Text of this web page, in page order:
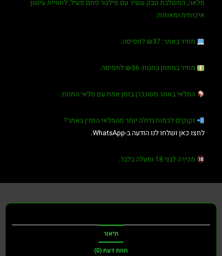
מלאה, המשלבת טבק עשיר עם פילטר פחם פעיל, לחוויית עישון
איכותית ומאוזנת.
מחיר באתר:₪37 לחפיסה.
מחיר במזומן בחנות:₪36 לחפיסה.
המלאי באתר מסונכרן בזמן אמת עם מלאי החנות.
זקוקים לכמות גדולה יותר מהמלאי הזמין באתר?
לחצו כאן ושלחו לנו הודעה ב-WhatsApp.
מכירה לבני 18 ומעלה בלבד.
תיאור
חוות דעת (0)